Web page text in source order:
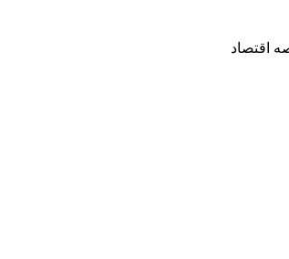
اقتصاد